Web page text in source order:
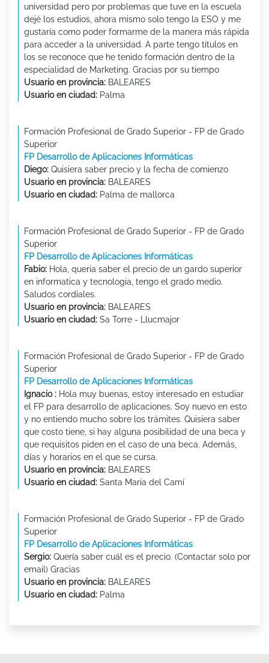
universidad pero por problemas que tuve en la escuela
dejé los estudios, ahora mismo solo tengo la ESO y me
gustaría como poder formarme de la manera más rápida
para acceder a la universidad. A parte tengo títulos en
los se reconoce que he tenido formación dentro de la
especialidad de Marketing. Gracias por su tiempo
Usuario en provincia: BALEARES
Usuario en ciudad: Palma
Formación Profesional de Grado Superior - FP de Grado
Superior
FP Desarrollo de Aplicaciones Informáticas
Diego: Quisiera saber precio y la fecha de comienzo
Usuario en provincia: BALEARES
Usuario en ciudad: Palma de mallorca
Formación Profesional de Grado Superior - FP de Grado
Superior
FP Desarrollo de Aplicaciones Informáticas
Fabio: Hola, queria saber el precio de un gardo superior
en informatica y tecnologia, tengo el grado medio.
Saludos cordiales.
Usuario en provincia: BALEARES
Usuario en ciudad: Sa Torre - Llucmajor
Formación Profesional de Grado Superior - FP de Grado
Superior
FP Desarrollo de Aplicaciones Informáticas
Ignacio : Hola muy buenas, estoy interesado en estudiar
el FP para desarrollo de aplicaciones. Soy nuevo en esto
y no entiendo mucho sobre los trámites. Quisiera saber
que costo tiene, si hay alguna posibilidad de una beca y
que requisitos piden en el caso de una beca. Además,
días y horarios en el que se cursa.
Usuario en provincia: BALEARES
Usuario en ciudad: Santa Maria del Camí
Formación Profesional de Grado Superior - FP de Grado
Superior
FP Desarrollo de Aplicaciones Informáticas
Sergio: Quería saber cuál es el precio. (Contactar solo por
email) Gracias
Usuario en provincia: BALEARES
Usuario en ciudad: Palma